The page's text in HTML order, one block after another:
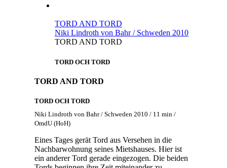
TORD AND TORD
Niki Lindroth von Bahr / Schweden 2010
TORD AND TORD
TORD OCH TORD
TORD AND TORD
TORD OCH TORD
Niki Lindroth von Bahr / Schweden 2010 / 11 min /
OmdU (HoH)
Eines Tages gerät Tord aus Versehen in die
Nachbarwohnung seines Mietshauses. Hier ist
ein anderer Tord gerade eingezogen. Die beiden